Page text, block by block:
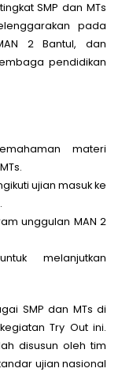
SMP dan MTs
pada
2 Bantul, dan
pendidikan
materi
ujian masuk ke
unggulan MAN 2
melanjutkan
SMP dan MTs di
Try Out ini.
disusun oleh tim
ujian nasional